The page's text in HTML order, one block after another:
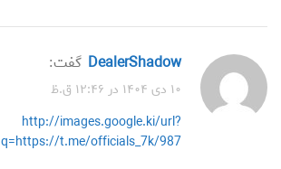
DealerShadow گفت:
۱۰ دی ۱۴۰۴ در ۱۲:۴۶ ق.ظ
http://images.google.ki/url?
q=https://t.me/officials_7k/987